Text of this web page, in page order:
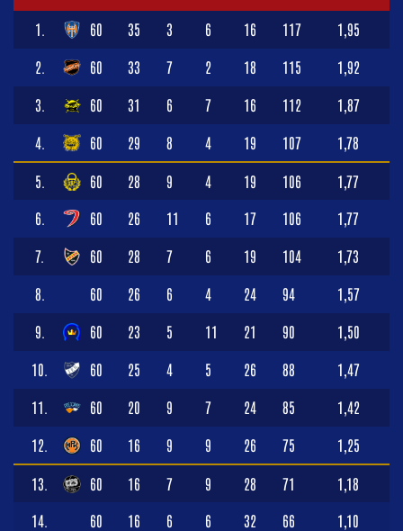
1. 60 35 3 6 16 117 1,95
2. 60 33 7 2 18 115 1,92
3. 60 31 6 7 16 112 1,87
4. 60 29 8 4 19 107 1,78
5. 60 28 9 4 19 106 1,77
6. 60 26 11 6 17 106 1,77
7. 60 28 7 6 19 104 1,73
8. 60 26 6 4 24 94 1,57
9. 60 23 5 11 21 90 1,50
10. 60 25 4 5 26 88 1,47
11. 60 20 9 7 24 85 1,42
12. 60 16 9 9 26 75 1,25
13. 60 16 7 9 28 71 1,18
14. 60 16 6 6 32 66 1,10